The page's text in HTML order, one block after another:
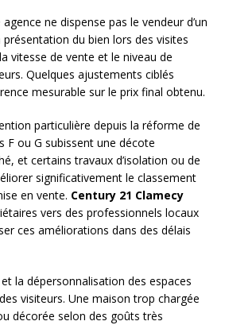
ne dispense pas le vendeur d’un
du bien lors des visites
vitesse de vente et le niveau de
Quelques ajustements ciblés
mesurable sur le prix final obtenu.
particulière depuis la réforme de
F ou G subissent une décote
et certains travaux d’isolation ou de
significativement le classement
en vente. Century 21 Clamecy
vers des professionnels locaux
ces améliorations dans des délais
la dépersonnalisation des espaces
visiteurs. Une maison trop chargée
décorée selon des goûts très